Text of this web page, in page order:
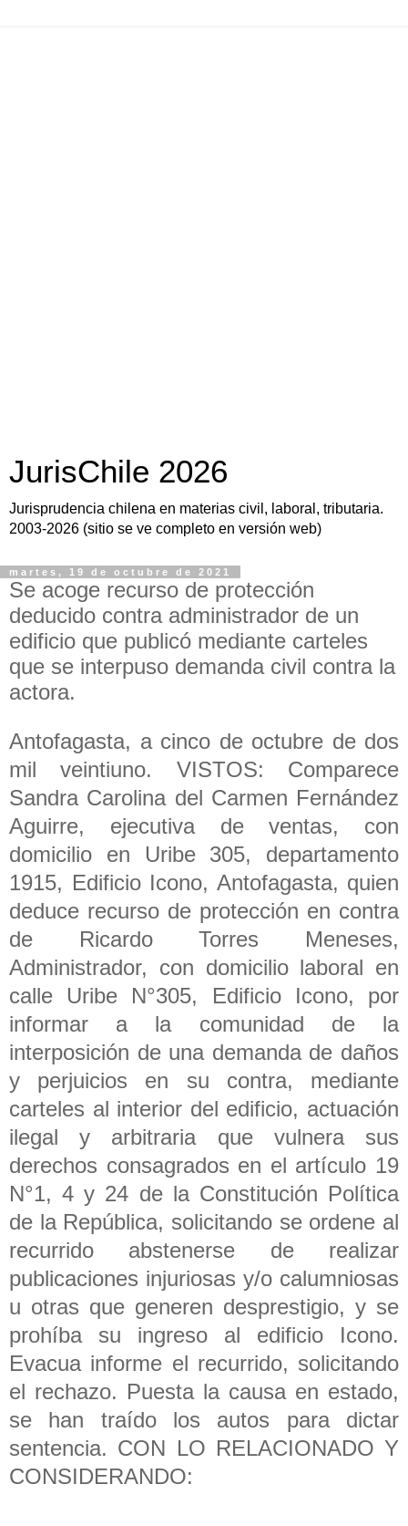
JurisChile 2026
Jurisprudencia chilena en materias civil, laboral, tributaria.
2003-2026 (sitio se ve completo en versión web)
martes, 19 de octubre de 2021
Se acoge recurso de protección
deducido contra administrador de un
edificio que publicó mediante carteles
que se interpuso demanda civil contra la
actora.
Antofagasta, a cinco de octubre de dos
mil veintiuno. VISTOS: Comparece
Sandra Carolina del Carmen Fernández
Aguirre, ejecutiva de ventas, con
domicilio en Uribe 305, departamento
1915, Edificio Icono, Antofagasta, quien
deduce recurso de protección en contra
de Ricardo Torres Meneses,
Administrador, con domicilio laboral en
calle Uribe N°305, Edificio Icono, por
informar a la comunidad de la
interposición de una demanda de daños
y perjuicios en su contra, mediante
carteles al interior del edificio, actuación
ilegal y arbitraria que vulnera sus
derechos consagrados en el artículo 19
N°1, 4 y 24 de la Constitución Política
de la República, solicitando se ordene al
recurrido abstenerse de realizar
publicaciones injuriosas y/o calumniosas
u otras que generen desprestigio, y se
prohíba su ingreso al edificio Icono.
Evacua informe el recurrido, solicitando
el rechazo. Puesta la causa en estado,
se han traído los autos para dictar
sentencia. CON LO RELACIONADO Y
CONSIDERANDO: